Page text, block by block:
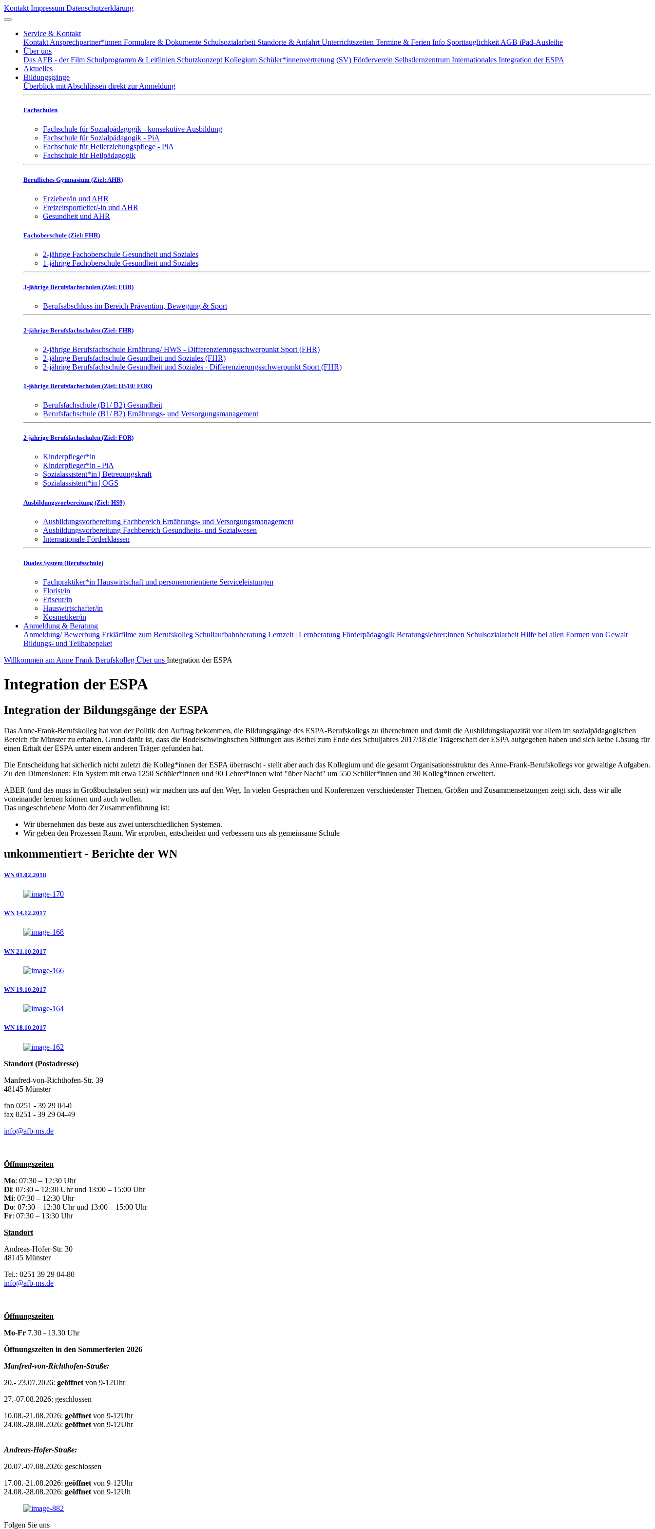
Kontakt Impressum Datenschutzerklärung
Service & Kontakt
Kontakt Ansprechpartner*innen Formulare & Dokumente Schulsozialarbeit Standorte & Anfahrt Unterrichtszeiten Termine & Ferien Info Sporttauglichkeit AGB iPad-Ausleihe
Über uns
Das AFB - der Film Schulprogramm & Leitlinien Schutzkonzept Kollegium Schüler*innenvertretung (SV) Förderverein Selbstlernzentrum Internationales Integration der ESPA
Aktuelles
Bildungsgänge
Überblick mit Abschlüssen direkt zur Anmeldung
Fachschulen
Fachschule für Sozialpädagogik - konsekutive Ausbildung
Fachschule für Sozialpädagogik - PiA
Fachschule für Heilerziehungspflege - PiA
Fachschule für Heilpädagogik
Berufliches Gymnasium (Ziel: AHR)
Erzieher/in und AHR
Freizeitsportleiter/-in und AHR
Gesundheit und AHR
Fachoberschule (Ziel: FHR)
2-jährige Fachoberschule Gesundheit und Soziales
1-jährige Fachoberschule Gesundheit und Soziales
3-jährige Berufsfachschulen (Ziel: FHR)
Berufsabschluss im Bereich Prävention, Bewegung & Sport
2-jährige Berufsfachschulen (Ziel: FHR)
2-jährige Berufsfachschule Ernährung/ HWS - Differenzierungsschwerpunkt Sport (FHR)
2-jährige Berufsfachschule Gesundheit und Soziales (FHR)
2-jährige Berufsfachschule Gesundheit und Soziales - Differenzierungsschwerpunkt Sport (FHR)
1-jährige Berufsfachschulen (Ziel: HS10/ FOR)
Berufsfachschule (B1/ B2) Gesundheit
Berufsfachschule (B1/ B2) Ernährungs- und Versorgungsmanagement
2-jährige Berufsfachschulen (Ziel: FOR)
Kinderpfleger*in
Kinderpfleger*in - PiA
Sozialassistent*in | Betreuungskraft
Sozialassistent*in | OGS
Ausbildungsvorbereitung (Ziel: HS9)
Ausbildungsvorbereitung Fachbereich Ernährungs- und Versorgungsmanagement
Ausbildungsvorbereitung Fachbereich Gesundheits- und Sozialwesen
Internationale Förderklassen
Duales System (Berufsschule)
Fachpraktiker*in Hauswirtschaft und personenorientierte Serviceleistungen
Florist/in
Friseur/in
Hauswirtschafter/in
Kosmetiker/in
Anmeldung & Beratung
Anmeldung/ Bewerbung Erklärfilme zum Berufskolleg Schullaufbahnberatung Lernzeit | Lernberatung Förderpädagogik Beratungslehrer:innen Schulsozialarbeit Hilfe bei allen Formen von Gewalt
Bildungs- und Teilhabepaket
Willkommen am Anne Frank Berufskolleg Über uns Integration der ESPA
Integration der ESPA
Integration der Bildungsgänge der ESPA
Das Anne-Frank-Berufskolleg hat von der Politik den Auftrag bekommen, die Bildungsgänge des ESPA-Berufskollegs zu übernehmen und damit die Ausbildungskapazität vor allem im sozialpädagogischen
Bereich für Münster zu erhalten. Grund dafür ist, dass die Bodelschwinghschen Stiftungen aus Bethel zum Ende des Schuljahres 2017/18 die Trägerschaft der ESPA aufgegeben haben und sich keine Lösung für
einen Erhalt der ESPA unter einem anderen Träger gefunden hat.
Die Entscheidung hat sicherlich nicht zuletzt die Kolleg*innen der ESPA überrascht - stellt aber auch das Kollegium und die gesamt Organisationsstruktur des Anne-Frank-Berufskollegs vor gewaltige Aufgaben.
Zu den Dimensionen: Ein System mit etwa 1250 Schüler*innen und 90 Lehrer*innen wird "über Nacht" um 550 Schüler*innen und 30 Kolleg*innen erweitert.
ABER (und das muss in Großbuchstaben sein) wir machen uns auf den Weg. In vielen Gesprächen und Konferenzen verschiedenster Themen, Größen und Zusammensetzungen zeigt sich, dass wir alle
voneinander lernen können und auch wollen.
Das ungeschriebene Motto der Zusammenführung ist:
Wir übernehmen das beste aus zwei unterschiedlichen Systemen.
Wir geben den Prozessen Raum. Wir erproben, entscheiden und verbessern uns als gemeinsame Schule
unkommentiert - Berichte der WN
WN 01.02.2018
WN 14.12.2017
WN 21.10.2017
WN 19.10.2017
WN 18.10.2017
Standort (Postadresse)
Manfred-von-Richthofen-Str. 39
48145 Münster
fon 0251 - 39 29 04-0
fax 0251 - 39 29 04-49
info@afb-ms.de
Öffnungszeiten
Mo: 07:30 – 12:30 Uhr
Di: 07:30 – 12:30 Uhr und 13:00 – 15:00 Uhr
Mi: 07:30 – 12:30 Uhr
Do: 07:30 – 12:30 Uhr und 13:00 – 15:00 Uhr
Fr: 07:30 – 13:30 Uhr
Standort
Andreas-Hofer-Str. 30
48145 Münster
Tel.: 0251 39 29 04-80
info@afb-ms.de
Öffnungszeiten
Mo-Fr 7.30 - 13.30 Uhr
Öffnungszeiten in den Sommerferien 2026
Manfred-von-Richthofen-Straße:
20.- 23.07.2026: geöffnet von 9-12Uhr
27.-07.08.2026: geschlossen
10.08.-21.08.2026: geöffnet von 9-12Uhr
24.08.-28.08.2026: geöffnet von 9-12Uhr
Andreas-Hofer-Straße:
20.07.-07.08.2026: geschlossen
17.08.-21.08.2026: geöffnet von 9-12Uhr
24.08.-28.08.2026: geöffnet von 9-12Uh
Folgen Sie uns